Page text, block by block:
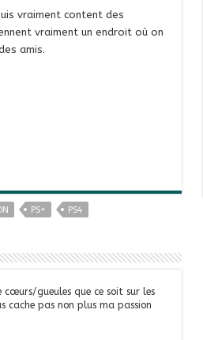
vraiment content des
vraiment un endroit où on
amis.
PS+ PS4
cœurs/gueules que ce soit sur les
cache pas non plus ma passion